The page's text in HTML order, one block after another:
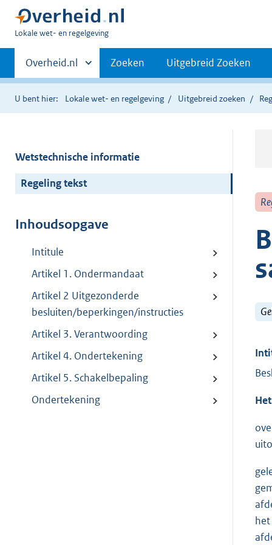
U
hier:
Lokale wet- en regelgeving
Primaire
navigatie
Andere
sites
binnen
Overheid.nl Zoeken Uitgebreid Zoeken
U bent hier: Lokale wet- en regelgeving Uitgebreid zoeken
Wetstechnische informatie
Regeling tekst
Inhoudsopgave
Intitule
Artikel 1. Ondermandaat
Artikel 2 Uitgezonderde
besluiten/beperkingen/instructies
Artikel 3. Verantwoording
Artikel 4. Ondertekening
Artikel 5. Schakelbepaling
Ondertekening